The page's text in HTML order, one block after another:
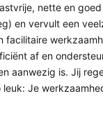
nette en
en vervult een
af en
aanwezig is. Jij
Je